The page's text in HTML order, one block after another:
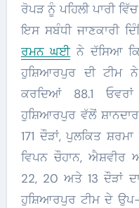
ਰੋਪੜ ਨੂੰ ਪਹਿਲੀ ਪਾਰੀ
ਇਸ ਸਬੰਧੀ ਜਾਣਕਾਰੀ
ਰਮਨ ਘਈ ਨੇ ਦੱਸਿਆ
ਹੁਸ਼ਿਆਰਪੁਰ ਦੀ ਟੀਮ
ਕਰਦਿਆਂ 88.1
ਹੁਸ਼ਿਆਰਪੁਰ ਵੱਲੋਂ
171 ਦੌੜਾਂ, ਪੁਲਕਿਤ
ਵਿਪਨ ਚੌਹਾਨ,
22, 20 ਅਤੇ 13 ਦੌੜਾਂ
ਹੁਸ਼ਿਆਰਪੁਰ ਟੀਮ ਦੇ